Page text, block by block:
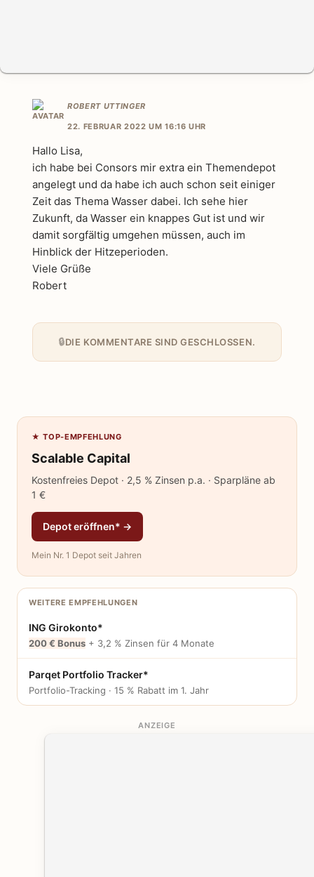
ROBERT UTTINGER
22. FEBRUAR 2022 UM 16:16 UHR
Hallo Lisa,
ich habe bei Consors mir extra ein Themendepot
angelegt und da habe ich auch schon seit einiger
Zeit das Thema Wasser dabei. Ich sehe hier
Zukunft, da Wasser ein knappes Gut ist und wir
damit sorgfältig umgehen müssen, auch im
Hinblick der Hitzeperioden.
Viele Grüße
Robert
DIE KOMMENTARE SIND GESCHLOSSEN.
★ TOP-EMPFEHLUNG
Scalable Capital
Kostenfreies Depot · 2,5 % Zinsen p.a. · Sparpläne ab
1 €
Depot eröffnen* →
Mein Nr. 1 Depot seit Jahren
WEITERE EMPFEHLUNGEN
ING Girokonto*
200 € Bonus + 3,2 % Zinsen für 4 Monate
Parqet Portfolio Tracker*
Portfolio-Tracking · 15 % Rabatt im 1. Jahr
ANZEIGE